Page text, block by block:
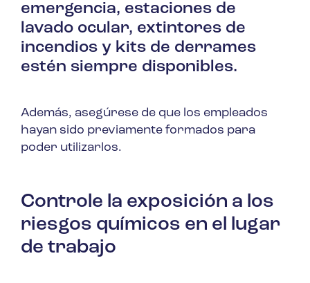
emergencia, estaciones de
lavado ocular, extintores de
incendios y kits de derrames
estén siempre disponibles.
Además, asegúrese de que los empleados
hayan sido previamente formados para
poder utilizarlos.
Controle la exposición a los
riesgos químicos en el lugar
de trabajo